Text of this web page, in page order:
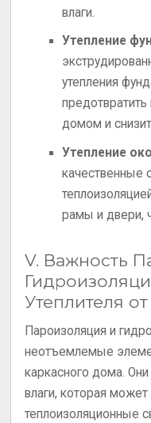
влаги.
Утепление
утепления
домом и
Утепление
качественные
рамы и двери,
V. Важность
Утеплителя
Пароизоляция и
неотъемлемые
каркасного дома.
влаги, которая может
теплоизоляционные